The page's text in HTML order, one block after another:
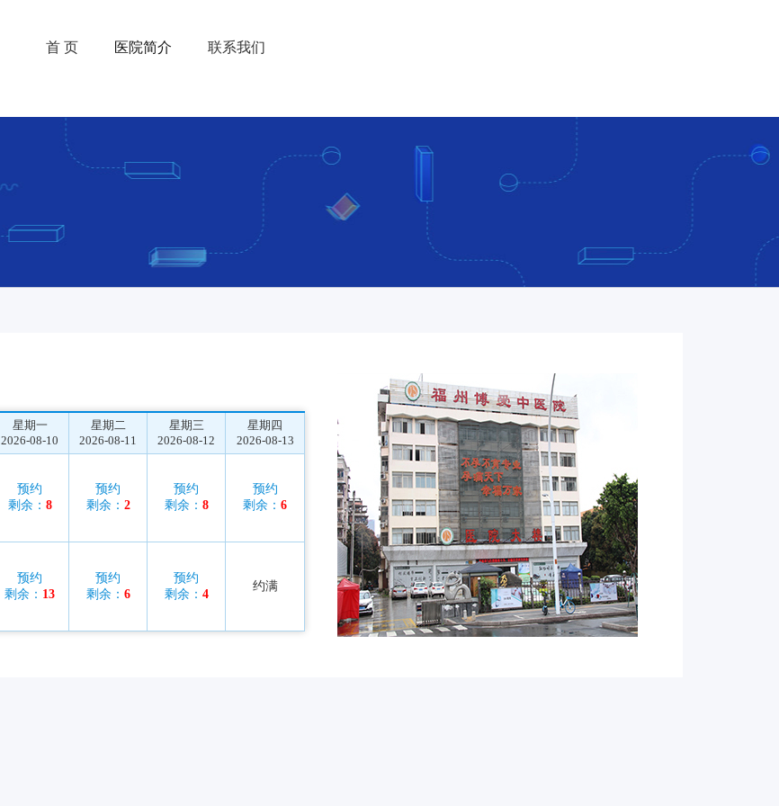
首 页 医院简介 联系我们
星期一
2026-08-10
星期二
2026-08-11
星期三
2026-08-12
星期四
2026-08-13
预约
剩余： 8
预约
剩余： 2
预约
剩余： 8
预约
剩余： 6
预约
剩余： 13
预约
剩余： 6
预约
剩余： 4
约满